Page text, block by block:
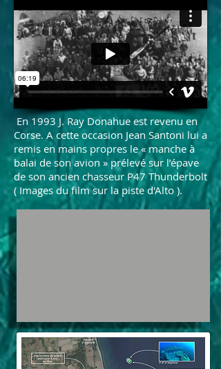
En 1993 J. Ray Donahue est revenu en
Corse. A cette occasion Jean Santoni lui a
remis en mains propres le « manche à
balai de son avion » prélevé sur l’épave
de son ancien chasseur P47 Thunderbolt
( Images du film sur la piste d'Alto ).